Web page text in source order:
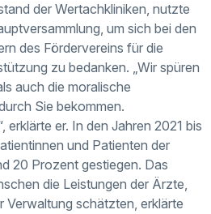
der Wertachkliniken, nutzte
um sich bei den
des Fördervereins für die
zu bedanken. „Wir spüren
auch die moralische
Sie bekommen.
erklärte er. In den Jahren 2021 bis
und Patienten der
20 Prozent gestiegen. Das
die Leistungen der Ärzte,
Verwaltung schätzten, erklärte